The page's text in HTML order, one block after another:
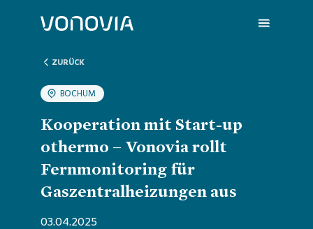
Über uns
Nachhaltigkeit
Investoren
ZURÜCK
BOCHUM
Kooperation mit Start-up
othermo – Vonovia rollt
Fernmonitoring für
Gaszentralheizungen aus
03.04.2025